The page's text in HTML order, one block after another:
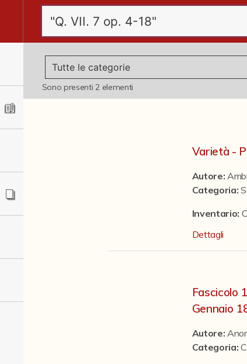
Sono presenti2elementi
Varietà -
Autore:
Categoria:
Inventario:
Dettagli
Fascicolo
Gennaio
Autore:
Categoria: